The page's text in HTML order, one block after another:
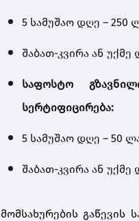
5 სამუშაო დღე – 250
შაბათ-კვირა ან უქმე
საფოსტო
სერტიფიცირება:
5 სამუშაო დღე – 50
შაბათ-კვირა ან უქმე
მომსახურების გაწევის